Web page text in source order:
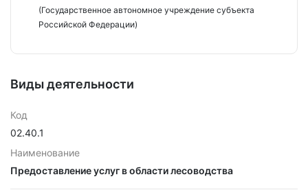
(Государственное автономное учреждение субъекта
Российской Федерации)
Виды деятельности
Код
02.40.1
Наименование
Предоставление услуг в области лесоводства